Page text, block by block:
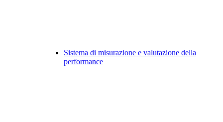
Sistema di misurazione e valutazione della
performance